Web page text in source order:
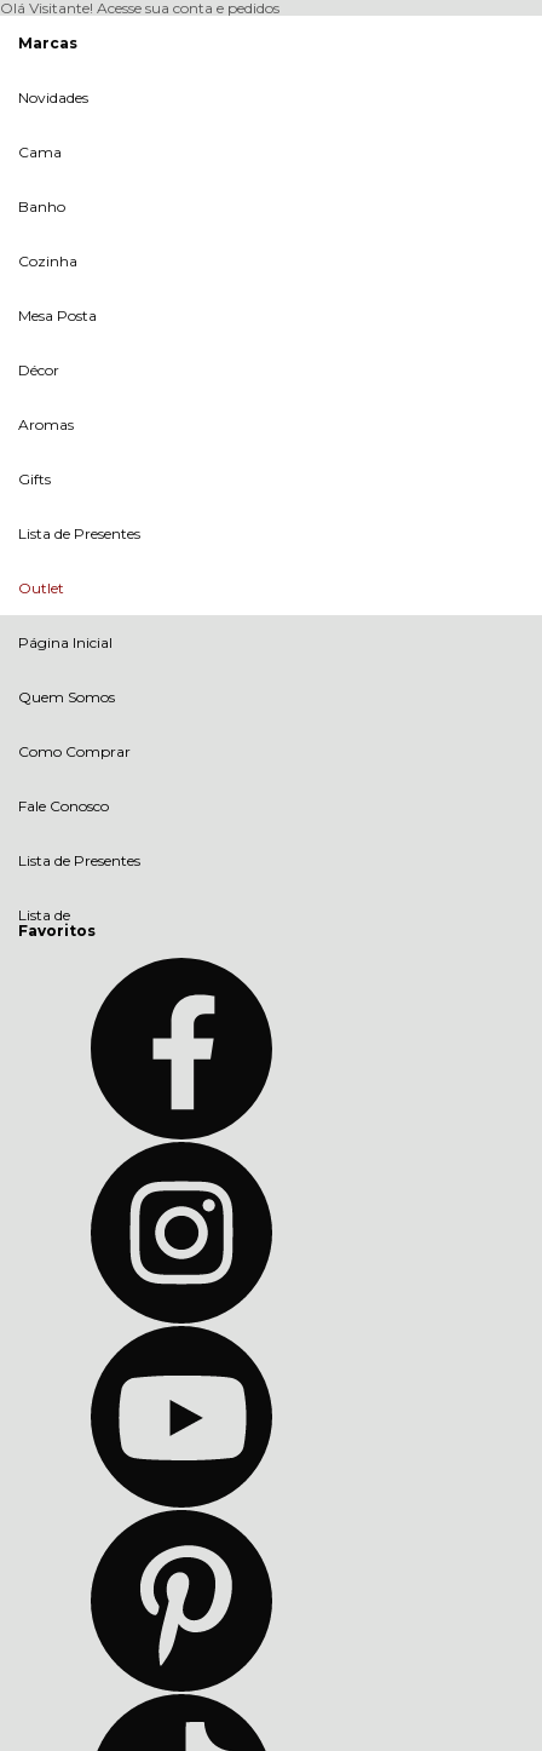
Olá Visitante! Acesse sua conta e pedidos
Marcas
Novidades
Cama
Banho
Cozinha
Mesa Posta
Décor
Aromas
Gifts
Lista de Presentes
Outlet
Página Inicial
Quem Somos
Como Comprar
Fale Conosco
Lista de Presentes
Lista de
Favoritos